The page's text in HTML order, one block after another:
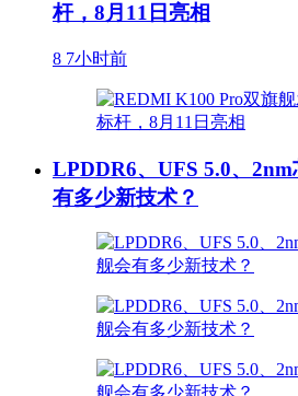
杆，8月11日亮相
8 7小时前
LPDDR6、UFS 5.0、
有多少新技术？